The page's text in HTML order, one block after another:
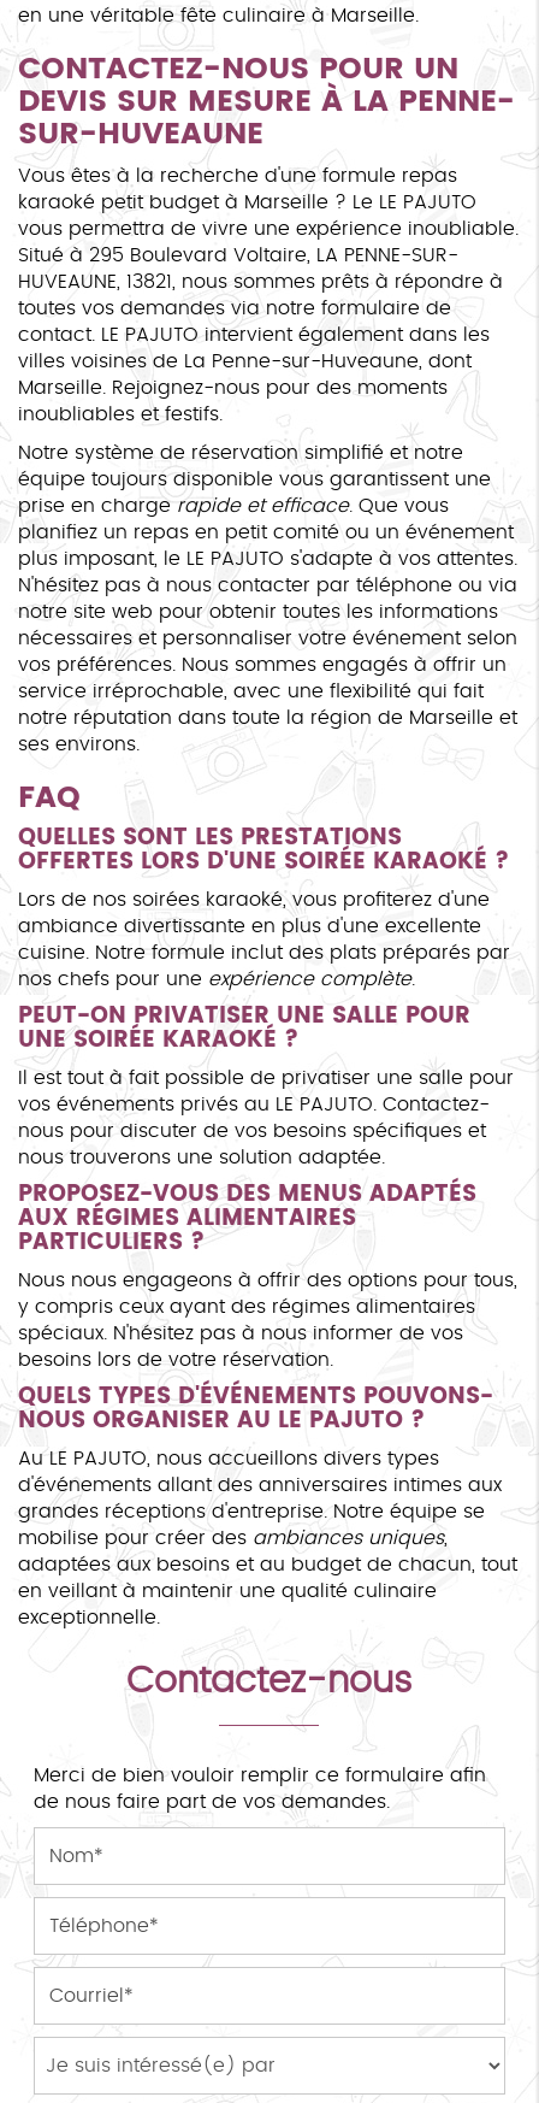
en une véritable fête culinaire à Marseille.
CONTACTEZ-NOUS POUR UN
DEVIS SUR MESURE À LA PENNE-
SUR-HUVEAUNE
Vous êtes à la recherche d'une formule repas
karaoké petit budget à Marseille ? Le LE PAJUTO
vous permettra de vivre une expérience inoubliable.
Situé à 295 Boulevard Voltaire, LA PENNE-SUR-
HUVEAUNE, 13821, nous sommes prêts à répondre à
toutes vos demandes via notre formulaire de
contact. LE PAJUTO intervient également dans les
villes voisines de La Penne-sur-Huveaune, dont
Marseille. Rejoignez-nous pour des moments
inoubliables et festifs.
Notre système de réservation simplifié et notre
équipe toujours disponible vous garantissent une
prise en charge rapide et efficace. Que vous
planifiez un repas en petit comité ou un événement
plus imposant, le LE PAJUTO s'adapte à vos attentes.
N'hésitez pas à nous contacter par téléphone ou via
notre site web pour obtenir toutes les informations
nécessaires et personnaliser votre événement selon
vos préférences. Nous sommes engagés à offrir un
service irréprochable, avec une flexibilité qui fait
notre réputation dans toute la région de Marseille et
ses environs.
FAQ
QUELLES SONT LES PRESTATIONS
OFFERTES LORS D'UNE SOIRÉE KARAOKÉ ?
Lors de nos soirées karaoké, vous profiterez d'une
ambiance divertissante en plus d'une excellente
cuisine. Notre formule inclut des plats préparés par
nos chefs pour une expérience complète.
PEUT-ON PRIVATISER UNE SALLE POUR
UNE SOIRÉE KARAOKÉ ?
Il est tout à fait possible de privatiser une salle pour
vos événements privés au LE PAJUTO. Contactez-
nous pour discuter de vos besoins spécifiques et
nous trouverons une solution adaptée.
PROPOSEZ-VOUS DES MENUS ADAPTÉS
AUX RÉGIMES ALIMENTAIRES
PARTICULIERS ?
Nous nous engageons à offrir des options pour tous,
y compris ceux ayant des régimes alimentaires
spéciaux. N'hésitez pas à nous informer de vos
besoins lors de votre réservation.
QUELS TYPES D'ÉVÉNEMENTS POUVONS-
NOUS ORGANISER AU LE PAJUTO ?
Au LE PAJUTO, nous accueillons divers types
d'événements allant des anniversaires intimes aux
grandes réceptions d'entreprise. Notre équipe se
mobilise pour créer des ambiances uniques,
adaptées aux besoins et au budget de chacun, tout
en veillant à maintenir une qualité culinaire
exceptionnelle.
Contactez-nous
Merci de bien vouloir remplir ce formulaire afin
de nous faire part de vos demandes.